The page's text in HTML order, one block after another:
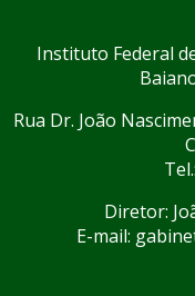
Instituto Federal
Rua Dr. João
Diretor:
E-mail: